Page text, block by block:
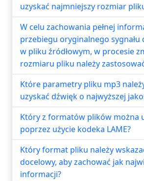
uzyskać najmniejszy rozmiar
W celu zachowania pełnej
przebiegu oryginalnego sygnału
w pliku źródłowym, w procesie
rozmiaru pliku należy
Które parametry pliku mp3
uzyskać dźwięk o najwyższej
Który z formatów plików można
poprzez użycie kodeka LAME?
Który format pliku należy
docelowy, aby zachować jak
informacji?